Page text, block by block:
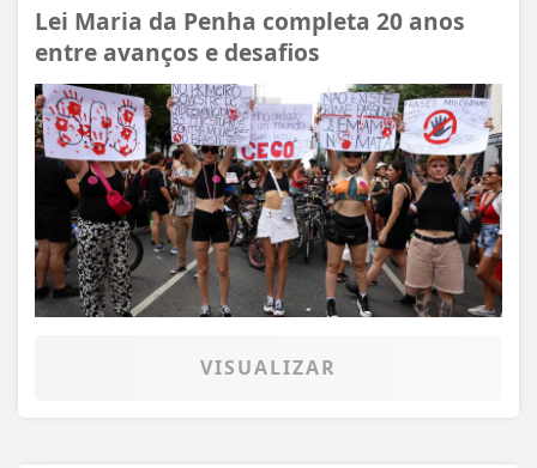
Lei Maria da Penha completa 20 anos
entre avanços e desafios
VISUALIZAR